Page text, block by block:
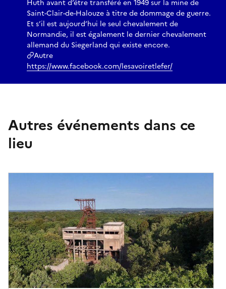
Huth avant d’être transféré en 1949 sur la mine de
Saint-Clair-de-Halouze à titre de dommage de guerre.
Et s’il est aujourd’hui le seul chevalement de
Normandie, il est également le dernier chevalement
allemand du Siegerland qui existe encore.
Autre
https://www.facebook.com/lesavoiretlefer/
Autres événements dans ce
lieu